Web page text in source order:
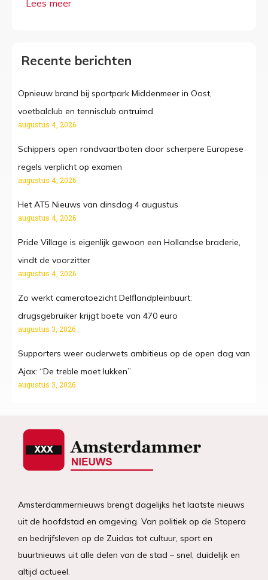
Recente berichten
Opnieuw brand bij sportpark Middenmeer in Oost,
voetbalclub en tennisclub ontruimd
augustus 4, 2026
Schippers open rondvaartboten door scherpere Europese
regels verplicht op examen
augustus 4, 2026
Het AT5 Nieuws van dinsdag 4 augustus
augustus 4, 2026
Pride Village is eigenlijk gewoon een Hollandse braderie,
vindt de voorzitter
augustus 4, 2026
Zo werkt cameratoezicht Delflandpleinbuurt:
drugsgebruiker krijgt boete van 470 euro
augustus 3, 2026
Supporters weer ouderwets ambitieus op de open dag van
Ajax: “De treble moet lukken”
augustus 3, 2026
Amsterdammernieuws brengt dagelijks het laatste nieuws
uit de hoofdstad en omgeving. Van politiek op de Stopera
en bedrijfsleven op de Zuidas tot cultuur, sport en
buurtnieuws uit alle delen van de stad – snel, duidelijk en
altijd actueel.